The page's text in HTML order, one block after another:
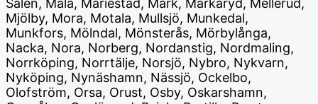
Sälen, Malå, Mariestad, Mark, Markaryd, Mellerud,
Mjölby, Mora, Motala, Mullsjö, Munkedal,
Munkfors, Mölndal, Mönsterås, Mörbylånga,
Nacka, Nora, Norberg, Nordanstig, Nordmaling,
Norrköping, Norrtälje, Norsjö, Nybro, Nykvarn,
Nyköping, Nynäshamn, Nässjö, Ockelbo,
Olofström, Orsa, Orust, Osby, Oskarshamn,